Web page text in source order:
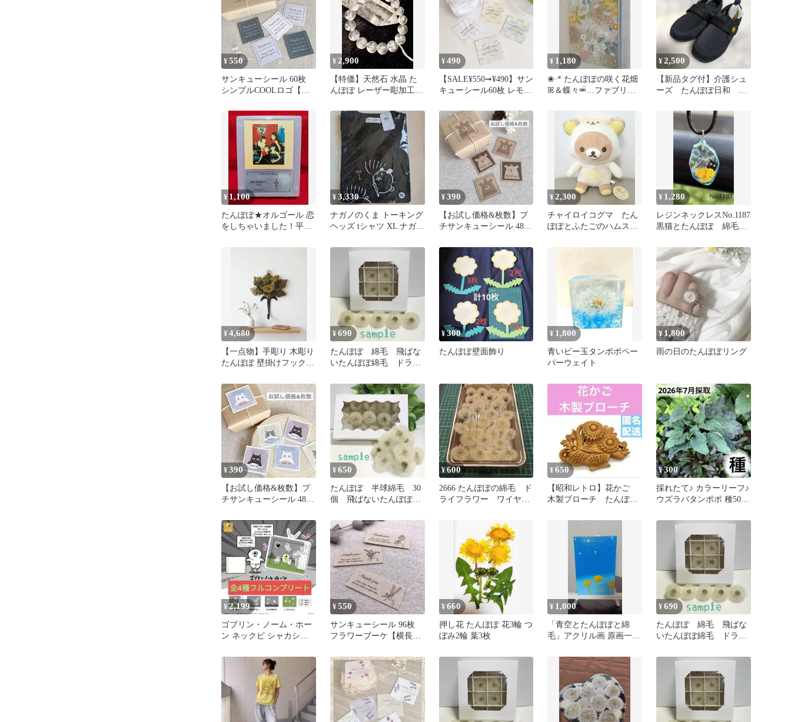
¥550
サンキューシール 60枚
シンプルCOOLロゴ【モ
¥ 2,900
【特価】天然石 水晶 た
んぽぽ レーザー彫加工
¥490
【SALE¥550➞¥490】サン
キューシール60枚 レモン
¥ 1,180
❀·* たんぽぽの咲く花畑
ꕤ＆蝶々⚮̈ …ファブリッ
¥2,500
【新品タグ付】介護シュ
ーズ たんぽぽ日和 徳
者 22.5 黒
¥ 1,100
たんぽぽ★オルゴール 恋
をしちゃいました！平成
¥3,330
ナガノのくま トーキング
ヘッズ tシャツ XL ナガノ
¥390
【お試し価格&枚数】プ
チサンキューシール 48枚
¥2,300
チャイロイコグマ たん
ぽぽとふたごのハムスタ
¥ 1,280
レジンネックレスNo.1187
黒猫とたんぽぽ 綿毛
わいい
¥4,680
【一点物】手彫り 木彫り
たんぽぽ 壁掛けフック
¥690
たんぽぽ 綿毛 飛ばな
いたんぽぽ綿毛 ドライ
¥300
たんぽぽ壁面飾り
¥ 1,800
青いビー玉タンポポペー
パーウェイト
¥1,800
雨の日のたんぽぽリング
¥390
【お試し価格&枚数】プ
チサンキューシール 48枚
¥650
たんぽぽ 半球綿毛 30
個 飛ばないたんぽぽ綿
No.15
¥600
2666 たんぽぽの綿毛 ド
ライフラワー ワイヤー
¥ 650
【昭和レトロ】花かご
木製ブローチ たんぽ
アクセサリー
¥300
採れたて♪ カラーリーフ♪
ウズラバタンポポ 種50粒
¥ 2,199
ゴブリン・ノーム・ホー
ン ネックビ シャカシャ
全4種
¥550
サンキューシール 96枚
フラワーブーケ【横長モ
¥660
押し花 たんぽぽ 花3輪 つ
ぼみ2輪 葉3枚
¥ 1,000
「青空とたんぽぽと綿
毛」アクリル画 原画一点
¥690
たんぽぽ 綿毛 飛ばな
いたんぽぽ綿毛 ドライ